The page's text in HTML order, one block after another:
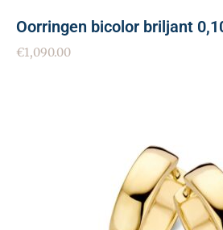
Oorringen bicolor briljant
€1,090.00